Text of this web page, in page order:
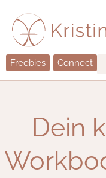
Inhalt
springen
Freebies Connect
Dein